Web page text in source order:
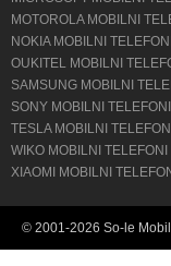
MOTOROLA MOBILNI
NOKIA MOBILNI TELEFONI
OUKITEL MOBILNI
SAMSUNG MOBILNI
SONY MOBILNI TELEFONI
TESLA MOBILNI TELEFONI
WIKO MOBILNI TELEFONI
XIAOMI MOBILNI
© 2001-2026 So-le